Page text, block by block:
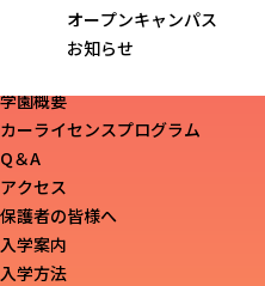
オープンキャンパス
お知らせ
合格・就職実績
学園概要
カーライセンスプログラム
Q＆A
アクセス
保護者の皆様へ
入学案内
入学方法